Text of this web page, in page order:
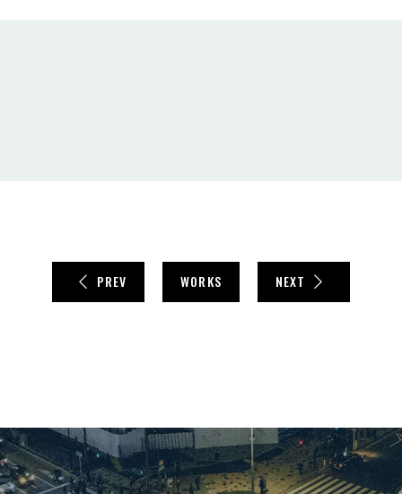
PREV WORKS NEXT